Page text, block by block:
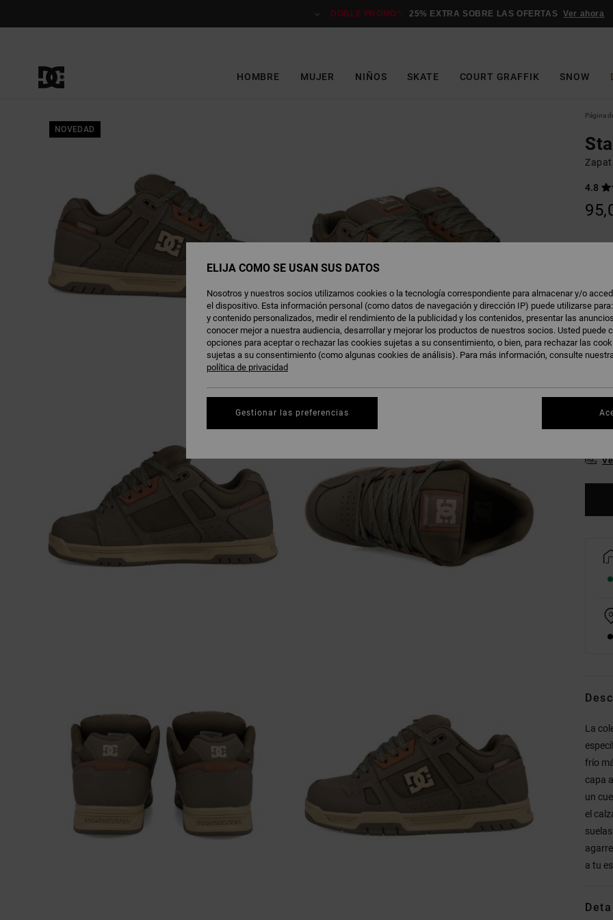
DOBLE PROMO*: 25% EXTRA SOBRE LAS OFERTAS Ver ahora
HOMBRE MUJER NIÑOS SKATE COURT GRAFFIK SNOW
NOVEDAD
Página
4.8
38
La
frío
capa
un
el
a tu
ELIJA CÓMO SE USAN SUS DATOS
Nosotros y nuestros socios utilizamos cookies o la tecnología correspondiente para almacenar y/o
el dispositivo. Esta información personal (como datos de navegación y dirección IP) puede utilizarse
y contenido personalizados, medir el rendimiento de la publicidad y los contenidos, presentar las
conocer mejor a nuestra audiencia, desarrollar y mejorar los productos de nuestros socios. Usted puede
opciones para aceptar o rechazar las cookies sujetas a su consentimiento, o bien, para rechazar las
sujetas a su consentimiento (como algunas cookies de análisis). Para más información, consulte
política de privacidad
Gestionar las preferencias